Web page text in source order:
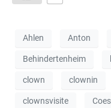
Ahlen Anton
Behindertenheim
clown clownin
clownsvisite